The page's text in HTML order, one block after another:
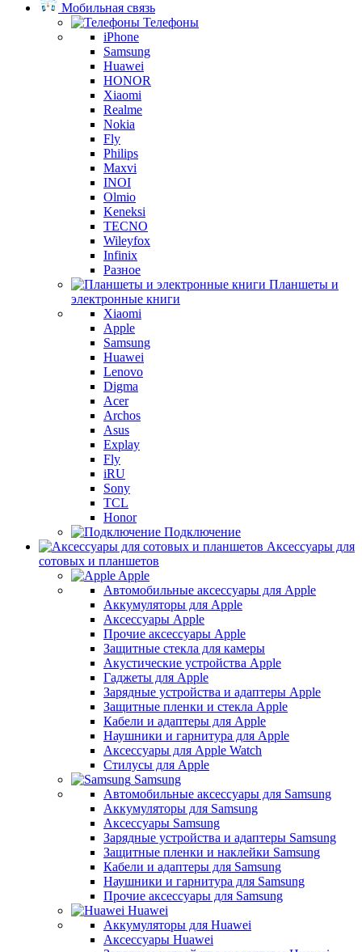
Мобильная связь
Телефоны
iPhone
Samsung
Huawei
HONOR
Xiaomi
Realme
Nokia
Fly
Philips
Maxvi
INOI
Olmio
Keneksi
TECNO
Wileyfox
Infinix
Разное
Планшеты и
электронные книги
Xiaomi
Apple
Samsung
Huawei
Lenovo
Digma
Acer
Archos
Asus
Explay
Fly
iRU
Sony
TCL
Honor
Подключение
Аксессуары для
сотовых и планшетов
Apple
Автомобильные аксессуары для Apple
Аккумуляторы для Apple
Аксессуары Apple
Прочие аксессуары Apple
Защитные стекла для камеры
Акустические устройства Apple
Гаджеты для Apple
Зарядные устройства и адаптеры Apple
Защитные пленки и стекла Apple
Кабели и адаптеры для Apple
Наушники и гарнитура для Apple
Аксессуары для Apple Watch
Стилусы для Apple
Samsung
Автомобильные аксессуары для Samsung
Аккумуляторы для Samsung
Аксессуары Samsung
Зарядные устройства и адаптеры Samsung
Защитные пленки и наклейки Samsung
Кабели и адаптеры для Samsung
Наушники и гарнитура для Samsung
Прочие аксессуары для Samsung
Huawei
Аккумуляторы для Huawei
Аксессуары Huawei